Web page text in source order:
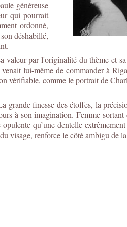
généreuse
qui pourrait
ordonné,
déshabillé,
par l'originalité du thème et
lui-même de commander à
vérifiable, comme le portrait de
finesse des étoffes, la
à son imagination. Femme
qu’une dentelle
visage, renforce le côté ambigu de